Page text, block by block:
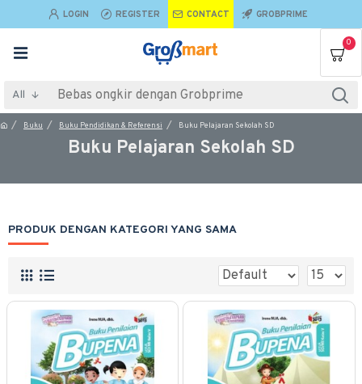
LOGIN REGISTER CONTACT GROBPRIME
0
All
Buku Buku Pendidikan & Referensi Buku Pelajaran Sekolah SD
Buku Pelajaran Sekolah SD
PRODUK DENGAN KATEGORI YANG SAMA